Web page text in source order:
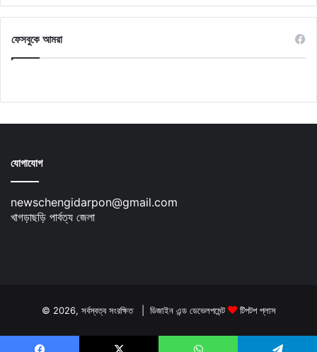
ফেসবুকে আমরা
যোগাযোগ
newschengidarpon@gmail.com
খাগড়াছড়ি পার্বত্য জেলা
© 2026, সর্বস্বত্ব সংরক্ষিত | ডিজাইন এন্ড ডেভেলপমেন্ট টিপটপ প্লাস